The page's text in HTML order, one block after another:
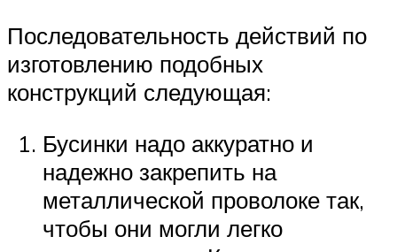
Последовательность действий по
изготовлению подобных
конструкций следующая:
Бусинки надо аккуратно и
надежно закрепить на
металлической проволоке так,
чтобы они могли легко